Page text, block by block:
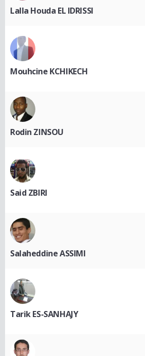
Lalla Houda EL IDRISSI
Mouhcine KCHIKECH
Rodin ZINSOU
Said ZBIRI
Salaheddine ASSIMI
Tarik ES-SANHAJY